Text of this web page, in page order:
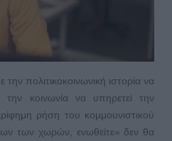
πολιτικοκοινωνική ιστορία να
την κοινωνία να υπηρετεί την
ρήση του κομμουνιστικού
των χωρών, ενωθείτε» δεν θα